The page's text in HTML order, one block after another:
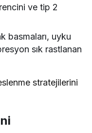
ve tip 2
basmaları, uyku
sık rastlanan
stratejilerini